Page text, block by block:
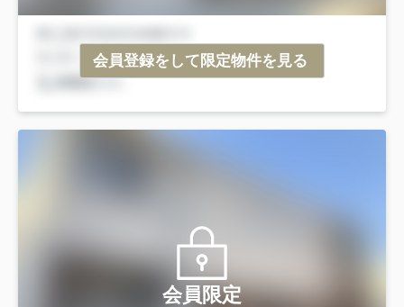
会員登録をして限定物件を見る
会員限定